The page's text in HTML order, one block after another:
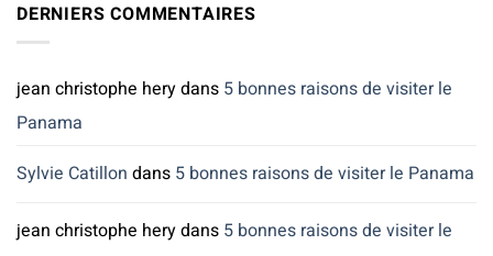
!
arrive…
DERNIERS COMMENTAIRES
jean christophe herydans 5 bonnes raisons de visiter le
Panama
Sylvie Catillon dans 5 bonnes raisons de visiter le Panama
jean christophe herydans 5 bonnes raisons de visiter le